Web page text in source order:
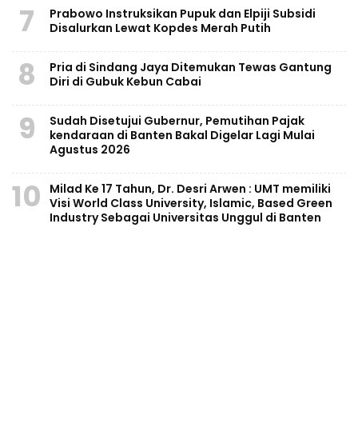
7
Prabowo Instruksikan Pupuk dan Elpiji Subsidi
Disalurkan Lewat Kopdes Merah Putih
8
Pria di Sindang Jaya Ditemukan Tewas Gantung
Diri di Gubuk Kebun Cabai
9
Sudah Disetujui Gubernur, Pemutihan Pajak
kendaraan di Banten Bakal Digelar Lagi Mulai
Agustus 2026
10
Milad Ke 17 Tahun, Dr. Desri Arwen : UMT memiliki
Visi World Class University, Islamic, Based Green
Industry Sebagai Universitas Unggul di Banten